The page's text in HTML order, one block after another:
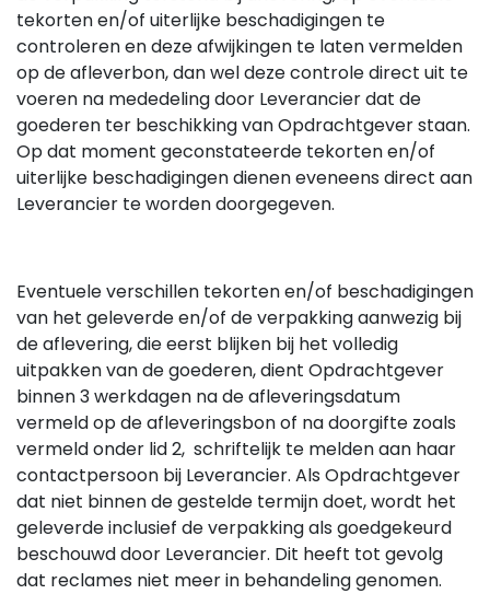
tekorten en/of uiterlijke beschadigingen te
controleren en deze afwijkingen te laten vermelden
op de afleverbon, dan wel deze controle direct uit te
voeren na mededeling door Leverancier dat de
goederen ter beschikking van Opdrachtgever staan.
Op dat moment geconstateerde tekorten en/of
uiterlijke beschadigingen dienen eveneens direct aan
Leverancier te worden doorgegeven.
Eventuele verschillen tekorten en/of beschadigingen
van het geleverde en/of de verpakking aanwezig bij
de aflevering, die eerst blijken bij het volledig
uitpakken van de goederen, dient Opdrachtgever
binnen 3 werkdagen na de afleveringsdatum
vermeld op de afleveringsbon of na doorgifte zoals
vermeld onder lid 2, schriftelijk te melden aan haar
contactpersoon bij Leverancier. Als Opdrachtgever
dat niet binnen de gestelde termijn doet, wordt het
geleverde inclusief de verpakking als goedgekeurd
beschouwd door Leverancier. Dit heeft tot gevolg
dat reclames niet meer in behandeling genomen.